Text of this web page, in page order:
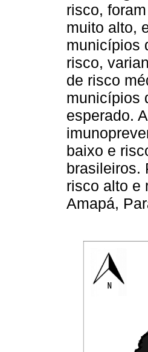
risco,
muito alto,
municípios
risco,
de risco
municípios
esperado.
baixo e
brasileiros.
risco alto e
Amapá,